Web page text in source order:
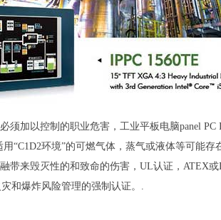
须加以控制的职业危害，工业平板电脑panel PC
“C1D2环境”的可燃气体，蒸气或液体等可能存
带来毁灭性的和致命的伤害，UL认证，ATEX或
和爆炸风险管理的强制认证。.